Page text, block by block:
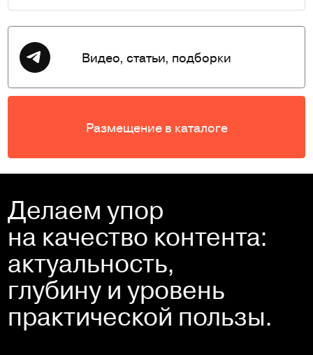
Видео, статьи, подборки
Размещение в каталоге
Делаем упор
на качество контента:
актуальность,
глубину и уровень
практической пользы.